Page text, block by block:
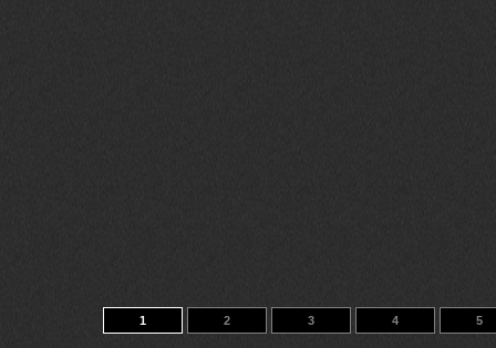
1 2 3 4 5